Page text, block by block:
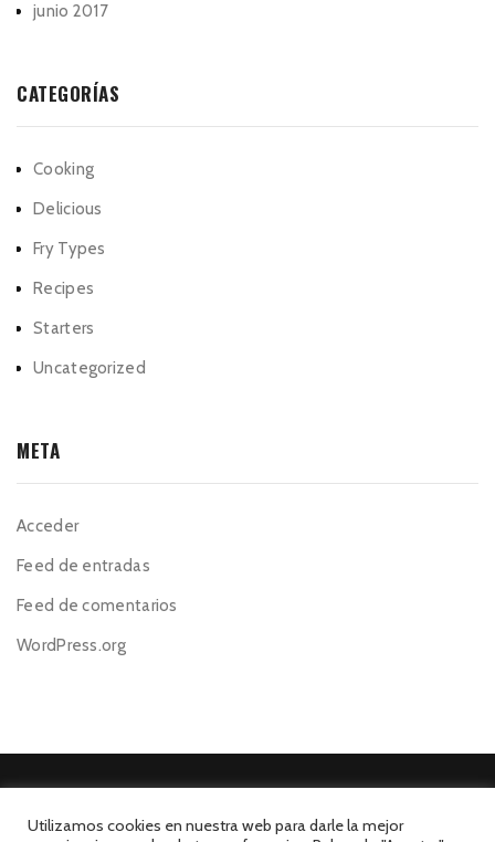
junio 2017
CATEGORÍAS
Cooking
Delicious
Fry Types
Recipes
Starters
Uncategorized
META
Acceder
Feed de entradas
Feed de comentarios
WordPress.org
Utilizamos cookies en nuestra web para darle la mejor